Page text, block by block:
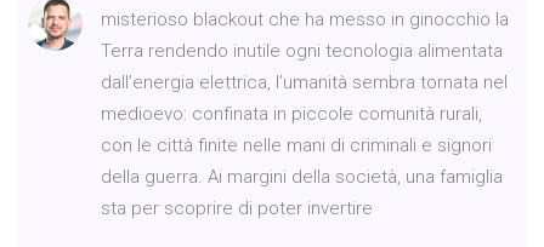
misterioso blackout che ha messo in ginocchio la
Terra rendendo inutile ogni tecnologia alimentata
dall’energia elettrica, l’umanità sembra tornata nel
medioevo: confinata in piccole comunità rurali,
con le città finite nelle mani di criminali e signori
della guerra. Ai margini della società, una famiglia
sta per scoprire di poter invertire